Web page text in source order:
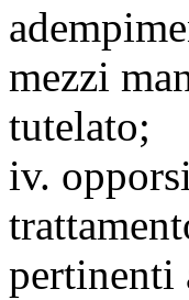
mezzi
tutelato;
iv.
pertinenti